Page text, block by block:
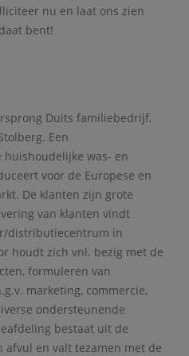
nu en laat ons zien
bent!
Duits familiebedrijf,
Een
was- en
voor de Europese en
De klanten zijn grote
van klanten vindt
distributiecentrum in
houdt zich vnl. bezig met de
formuleren van
marketing, commercie,
ondersteunende
bestaat uit de
afvul en valt tezamen met de